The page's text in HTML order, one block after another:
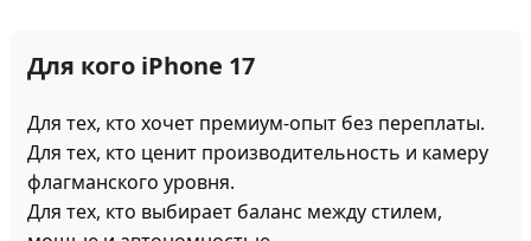
Для кого iPhone 17
Для тех, кто хочет премиум-опыт без переплаты.
Для тех, кто ценит производительность и камеру
флагманского уровня.
Для тех, кто выбирает баланс между стилем,